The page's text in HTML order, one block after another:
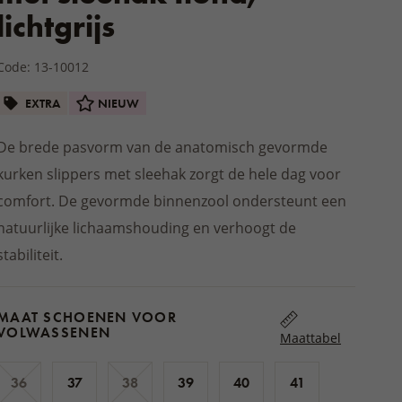
Badjassen
Kleding van joggingstof
Herenshorts
ACCESSOIRES
en
voor kinderen
voor
SCHOENACCESSOIRES
VOOR
Tuinschoenen
Wollen drogerballen
Schoonmaken
cosmetica
WEEKENDHUISJE EN DE
13-10012
EXTRA NIEUW
brede pasvorm van de anatomisch gevormde
slippers met sleehak zorgt de hele dag voor
De gevormde binnenzool ondersteunt een
lichaamshouding en verhoogt de
SCHOENEN VOOR
Maattabel
36 37 38 39 40 41